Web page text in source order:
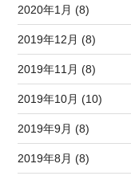
2020年1月 (8)
2019年12月 (8)
2019年11月 (8)
2019年10月 (10)
2019年9月 (8)
2019年8月 (8)